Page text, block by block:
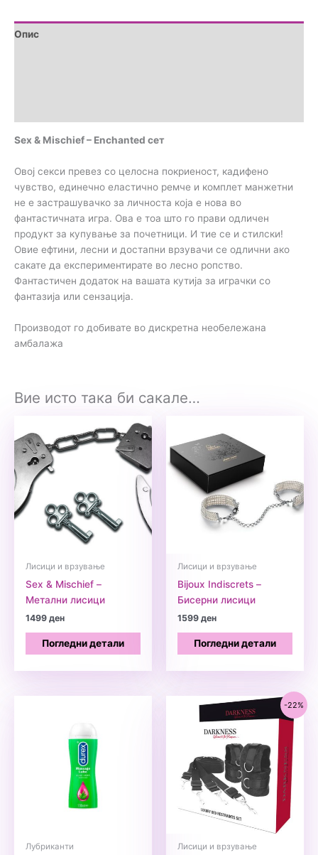
Опис
Sex & Mischief – Enchanted сет
Овој секси превез со целосна покриеност, кадифено
чувство, единечно еластично ремче и комплет манжетни
не е застрашувачко за личноста која е нова во
фантастичната игра. Ова е тоа што го прави одличен
продукт за купување за почетници. И тие се и стилски!
Овие ефтини, лесни и достапни врзувачи се одлични ако
сакате да експериментирате во лесно ропство.
Фантастичен додаток на вашата кутија за играчки со
фантазија или сензација.
Производот го добивате во дискретна необележана
амбалажа
Вие исто така би сакале…
Лисици и врзување
Sex & Mischief –
Метални лисици
1499ден
Погледни детали
Лисици и врзување
Bijoux Indiscrets –
Бисерни лисици
1599ден
Погледни детали
Лубриканти
-22%
Лисици и врзување